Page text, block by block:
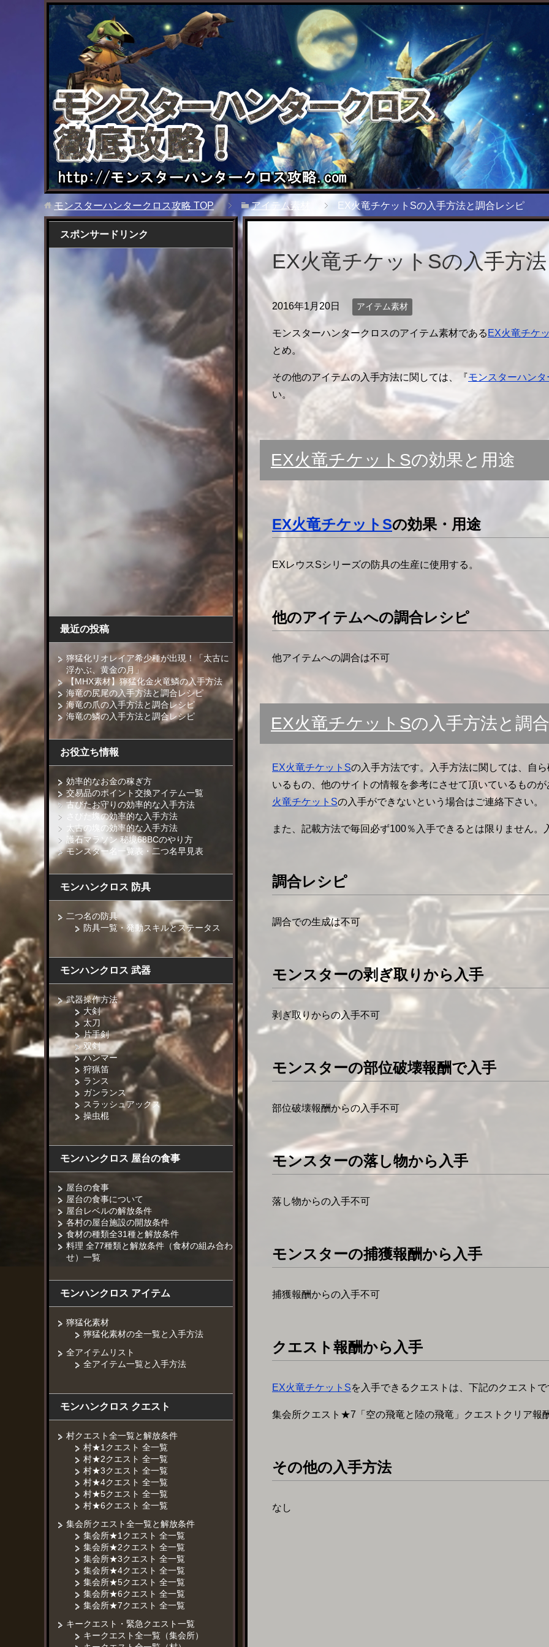
モンスターハンタークロス攻略 TOP アイテム素材 EX火竜チケットSの入手方法と調合レシピ
EX火竜チケットSの入手方
2016年1月20日 アイテム素材
モンスターハンタークロスのアイテム素材である EX火竜チケ
とめ。
その他のアイテムの入手方法に関しては、『モンスターハン
い。
EX火竜チケットSの効果と用途
EX火竜チケットSの効果・用途
EXレウスSシリーズの防具の生産に使用する。
他のアイテムへの調合レシピ
他アイテムへの調合は不可
EX火竜チケットSの入手方法と調
EX火竜チケットSの入手方法です。入手方法に関しては、自
いるもの、他のサイトの情報を参考にさせて頂いているもの
火竜チケットSの入手ができないという場合はご連絡下さい。
また、記載方法で毎回必ず100％入手できるとは限りません
調合レシピ
調合での生成は不可
モンスターの剥ぎ取りから入手
剥ぎ取りからの入手不可
モンスターの部位破壊報酬で入手
部位破壊報酬からの入手不可
モンスターの落し物から入手
落し物からの入手不可
モンスターの捕獲報酬から入手
捕獲報酬からの入手不可
クエスト報酬から入手
EX火竜チケットSを入手できるクエストは、下記のクエスト
集会所クエスト★7「空の飛竜と陸の飛竜」クエストクリア報
その他の入手方法
なし
スポンサードリンク
最近の投稿
獰猛化リオレイア希少種が出現！「太古に
浮かぶ、黄金の月」
【MHX素材】獰猛化金火竜鱗の入手方法
海竜の尻尾の入手方法と調合レシピ
海竜の爪の入手方法と調合レシピ
海竜の鱗の入手方法と調合レシピ
お役立ち情報
効率的なお金の稼ぎ方
交易品のポイント交換アイテム一覧
古びたお守りの効率的な入手方法
さびた塊の効率的な入手方法
太古の塊の効率的な入手方法
護石マラソン 秘境68BCのやり方
モンスター名一覧表・二つ名早見表
モンハンクロス 防具
二つ名の防具
防具一覧・発動スキルとステータス
モンハンクロス 武器
武器操作方法
大剣
太刀
片手剣
双剣
ハンマー
狩猟笛
ランス
ガンランス
スラッシュアックス
操虫棍
モンハンクロス 屋台の食事
屋台の食事
屋台の食事について
屋台レベルの解放条件
各村の屋台施設の開放条件
食材の種類全31種と解放条件
料理 全77種類と解放条件（食材の組み合わ
せ）一覧
モンハンクロス アイテム
獰猛化素材
獰猛化素材の全一覧と入手方法
全アイテムリスト
全アイテム一覧と入手方法
モンハンクロス クエスト
村クエスト全一覧と解放条件
村★1クエスト 全一覧
村★2クエスト 全一覧
村★3クエスト 全一覧
村★4クエスト 全一覧
村★5クエスト 全一覧
村★6クエスト 全一覧
集会所クエスト全一覧と解放条件
集会所★1クエスト 全一覧
集会所★2クエスト 全一覧
集会所★3クエスト 全一覧
集会所★4クエスト 全一覧
集会所★5クエスト 全一覧
集会所★6クエスト 全一覧
集会所★7クエスト 全一覧
キークエスト・緊急クエスト一覧
キークエスト全一覧（集会所）